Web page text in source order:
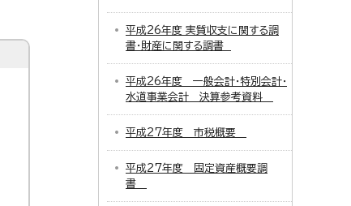
平成26年度 実質収支に関する調
書・財産に関する調書
平成26年度 一般会計・特別会計・
水道事業会計 決算参考資料
平成27年度 市税概要
平成27年度 固定資産概要調
書